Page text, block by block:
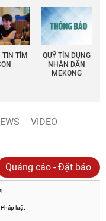
TIN TÌM
QUỸ TÍN DỤNG
NHÂN DÂN
MEKONG
VIDEO
Quảng cáo - Đặt báo
luật